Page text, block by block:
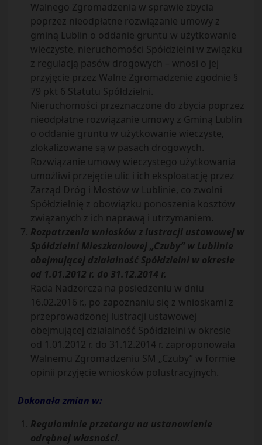
Walnego Zgromadzenia w sprawie zbycia
poprzez nieodpłatne rozwiązanie umowy z
gminą Lublin o oddanie gruntu w użytkowanie
wieczyste, nieruchomości Spółdzielni w związku
z regulacją pasów drogowych – wnosi o jej
przyjęcie przez Walne Zgromadzenie zgodnie §
79 pkt 6 Statutu Spółdzielni.
Nieruchomości przeznaczone do zbycia poprzez
nieodpłatne rozwiązanie umowy z Gminą Lublin
o oddanie gruntu w użytkowanie wieczyste,
zlokalizowane są w pasach drogowych.
Rozwiązanie umowy wieczystego użytkowania
umożliwi przejęcie ulic i ich eksploatację przez
Zarząd Dróg i Mostów w Lublinie, co zwolni
Spółdzielnię z obowiązku ponoszenia kosztów
związanych z ich naprawą i utrzymaniem.
Rozpatrzenia wniosków z lustracji ustawowej w
Spółdzielni Mieszkaniowej „Czuby” w Lublinie
obejmującej działalność Spółdzielni w okresie
od 1.01.2012 r. do 31.12.2014 r.
Rada Nadzorcza na posiedzeniu w dniu
16.02.2016 r., po zapoznaniu się z wnioskami z
przeprowadzonej lustracji ustawowej
obejmującej działalność Spółdzielni w okresie
od 1.01.2012 r. do 31.12.2014 r. zaproponowała
Walnemu Zgromadzeniu SM „Czuby” w formie
opinii przyjęcie wniosków polustracyjnych.
Dokonała zmian w:
Regulaminie przetargu na ustanowienie
odrębnej własności.